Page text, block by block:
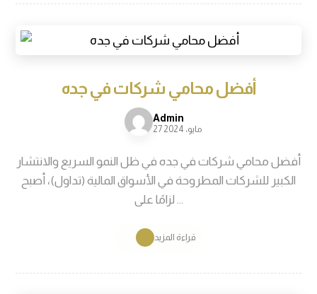
أفضل محامي شركات في جده
Admin
27 مايو، 2024
أفضل محامي شركات في جده في ظل النمو السريع والانتشار
الكبير للشركات المطروحة في الأسواق المالية (تداول)، أصبح
لزامًا على ...
قراءة المزيد